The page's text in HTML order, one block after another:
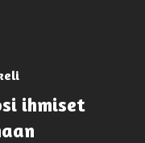
ihmiset